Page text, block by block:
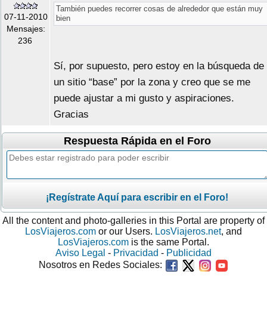
07-11-2010
Mensajes:
236
También puedes recorrer cosas de alrededor que están muy
bien
Sí, por supuesto, pero estoy en la búsqueda de
un sitio “base” por la zona y creo que se me
puede ajustar a mi gusto y aspiraciones.
Gracias
Respuesta Rápida en el Foro
¡Regístrate Aquí para escribir en el Foro!
All the content and photo-galleries in this Portal are property of
LosViajeros.com or our Users. LosViajeros.net, and
LosViajeros.com is the same Portal.
Aviso Legal - Privacidad - Publicidad
Nosotros en Redes Sociales: